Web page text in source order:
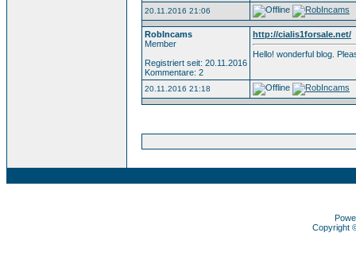
20.11.2016 21:06
RobIncams
Member
Registriert seit: 20.11.2016
Kommentare: 2
http://cialis1forsale.net/
Hello! wonderful blog.
20.11.2016 21:18
Copyright